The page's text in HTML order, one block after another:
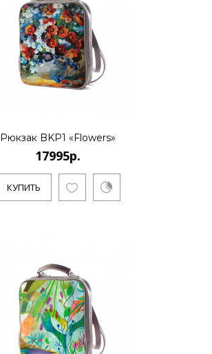
КУПИТЬ
Рюкзак BKP1 «Flowers»
17995р.
КУПИТЬ